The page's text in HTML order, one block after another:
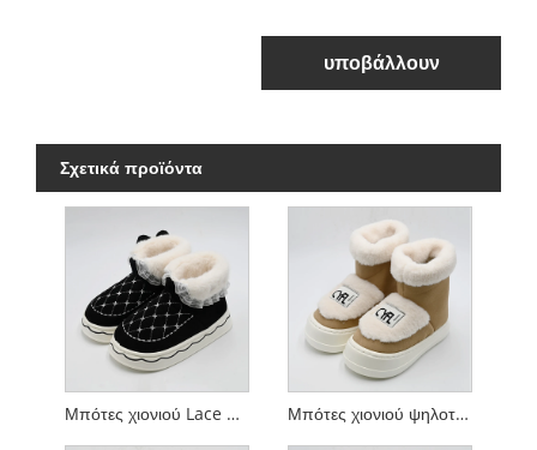
υποβάλλουν
Σχετικά προϊόντα
Μπότες χιονιού Lace Bow Μπότες χιονιού ψηλοτάπητες με γούνινο στόμα